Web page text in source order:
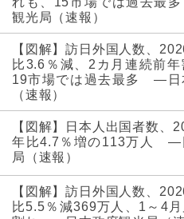
観光局（速報）
【図解】訪日外国人数、
比3.6％減、2カ月連続前
19市場では過去最多 ―日
（速報）
【図解】日本人出国者数、
年比4.7％増の113万人 ―
局（速報）
【図解】訪日外国人数、
比5.5％減369万人、1～4